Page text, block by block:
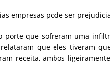
empresas pode ser
porte que sofreram uma
que eles tiveram
receita, ambos